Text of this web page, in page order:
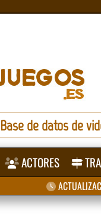
Base de datos de
ACTORES